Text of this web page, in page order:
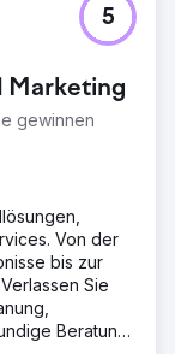
Marketing
gewinnen
5
Von der
bis zur
Sie
Beratung